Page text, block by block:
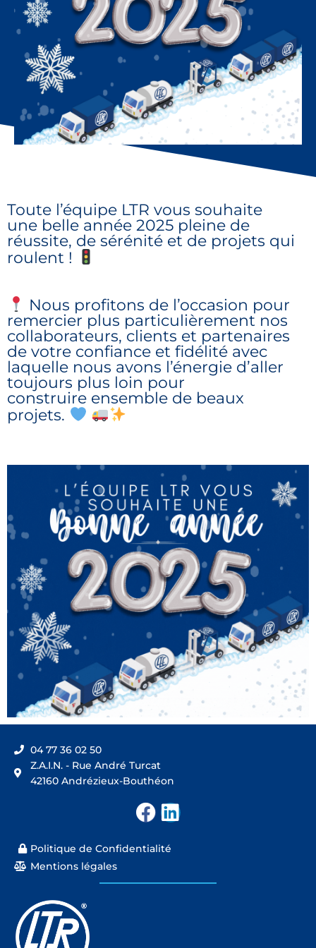
Toute l’équipe LTR vous souhaite
une belle année 2025 pleine de
réussite, de sérénité et de projets qui
roulent !
Nous profitons de l’occasion pour
remercier plus particulièrement nos
collaborateurs, clients et partenaires
de votre confiance et fidélité avec
laquelle nous avons l’énergie d’aller
toujours plus loin pour
construire ensemble de beaux
projets.
04 77 36 02 50
Z.A.I.N. - Rue André Turcat
42160 Andrézieux-Bouthéon
F
c
b
L
n
e
Politique de Confidentialité
Mentions légales